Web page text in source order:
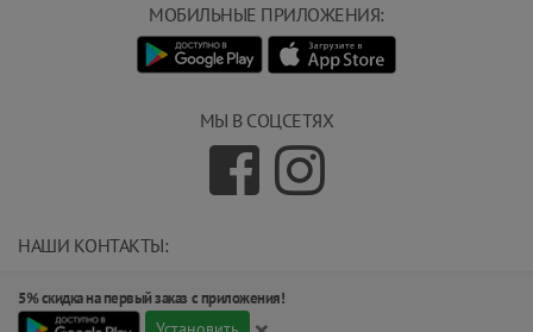
МЫ В СОЦСЕТЯХ
НАШИ КОНТАКТЫ:
(+992) 551 555 551
МОБИЛЬНЫЕ ПРИЛОЖЕНИЯ:
5% скидка на первый заказ с приложения!